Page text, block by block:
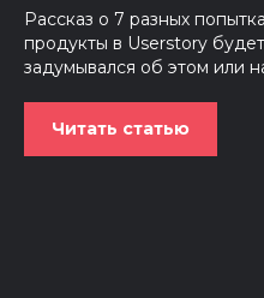
Рассказ о 7 разных
продукты в Userstory
задумывался об этом или
Читать статью